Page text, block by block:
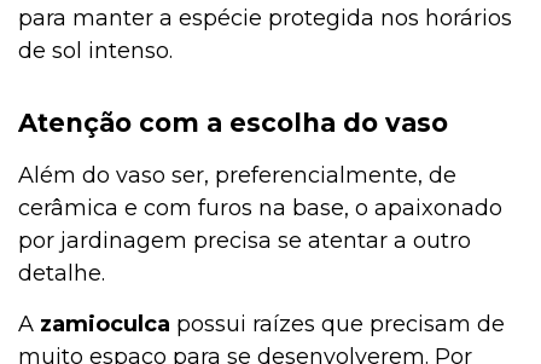
para manter a espécie protegida nos horários
de sol intenso.
Atenção com a escolha do vaso
Além do vaso ser, preferencialmente, de
cerâmica e com furos na base, o apaixonado
por jardinagem precisa se atentar a outro
detalhe.
A zamioculca possui raízes que precisam de
muito espaço para se desenvolverem. Por